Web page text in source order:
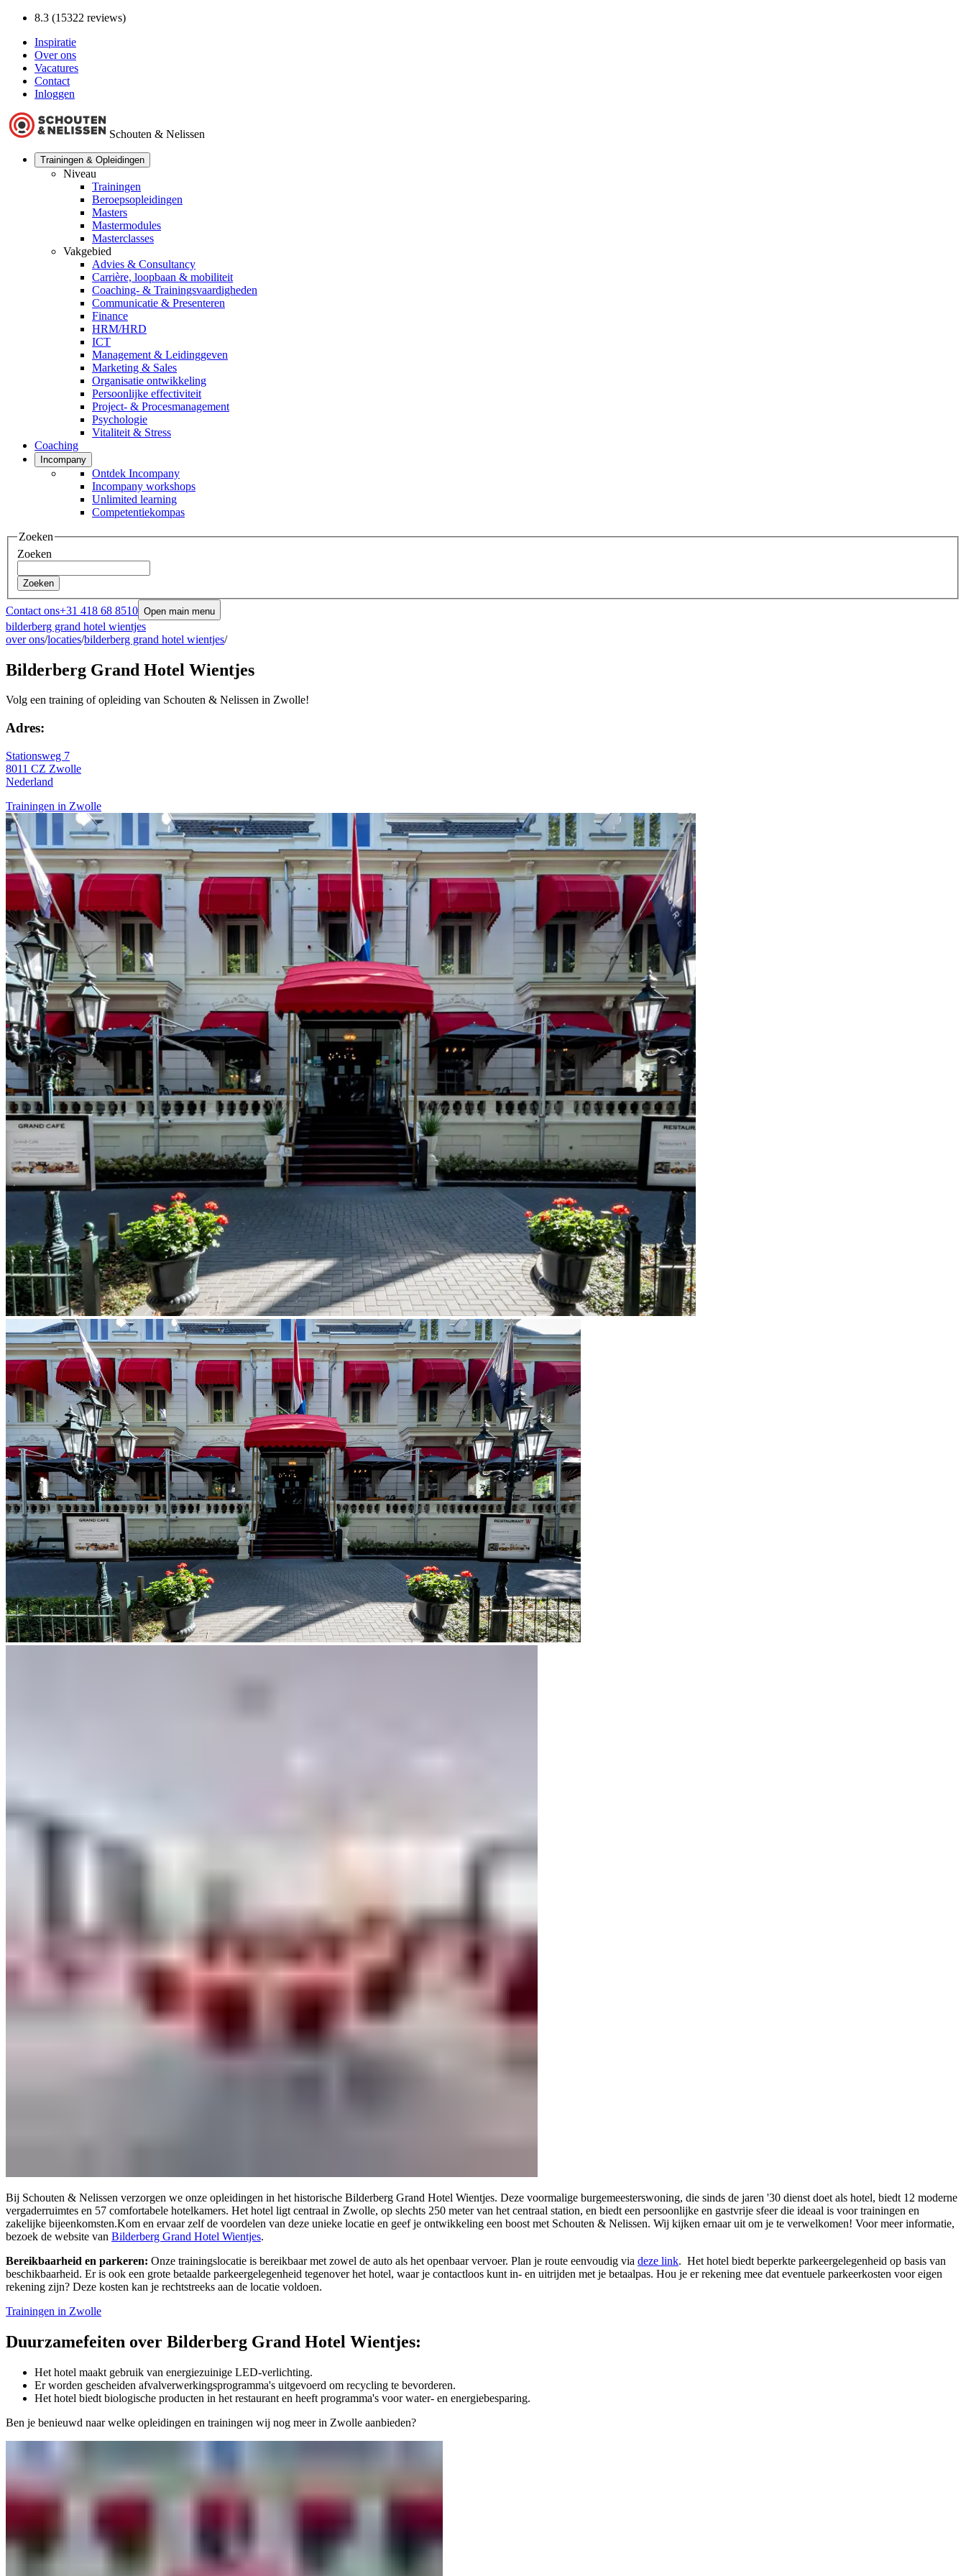
8.3 (15322 reviews)
Inspiratie
Over ons
Vacatures
Contact
Inloggen
Schouten & Nelissen
Trainingen & Opleidingen
Niveau
Trainingen
Beroepsopleidingen
Masters
Mastermodules
Masterclasses
Vakgebied
Advies & Consultancy
Carrière, loopbaan & mobiliteit
Coaching- & Trainingsvaardigheden
Communicatie & Presenteren
Finance
HRM/HRD
ICT
Management & Leidinggeven
Marketing & Sales
Organisatie ontwikkeling
Persoonlijke effectiviteit
Project- & Procesmanagement
Psychologie
Vitaliteit & Stress
Coaching
Incompany
Ontdek Incompany
Incompany workshops
Unlimited learning
Competentiekompas
Zoeken
Zoeken
Zoeken
Contact ons+31 418 68 8510 Open main menu
bilderberg grand hotel wientjes
over ons/locaties/bilderberg grand hotel wientjes/
Bilderberg Grand Hotel Wientjes
Volg een training of opleiding van Schouten & Nelissen in Zwolle!
Adres:
Stationsweg 7
8011 CZ Zwolle
Nederland
Trainingen in Zwolle
Bij Schouten & Nelissen verzorgen we onze opleidingen in het historische Bilderberg Grand Hotel Wientjes. Deze voormalige burgemeesterswoning, die sinds de jaren '30 dienst doet als hotel, biedt 12 moderne
vergaderruimtes en 57 comfortabele hotelkamers. Het hotel ligt centraal in Zwolle, op slechts 250 meter van het centraal station, en biedt een persoonlijke en gastvrije sfeer die ideaal is voor trainingen en
zakelijke bijeenkomsten.Kom en ervaar zelf de voordelen van deze unieke locatie en geef je ontwikkeling een boost met Schouten & Nelissen. Wij kijken ernaar uit om je te verwelkomen! Voor meer informatie,
bezoek de website van Bilderberg Grand Hotel Wientjes.
Bereikbaarheid en parkeren: Onze trainingslocatie is bereikbaar met zowel de auto als het openbaar vervoer. Plan je route eenvoudig via deze link. Het hotel biedt beperkte parkeergelegenheid op basis van
beschikbaarheid. Er is ook een grote betaalde parkeergelegenheid tegenover het hotel, waar je contactloos kunt in- en uitrijden met je betaalpas. Hou je er rekening mee dat eventuele parkeerkosten voor eigen
rekening zijn? Deze kosten kan je rechtstreeks aan de locatie voldoen.
Trainingen in Zwolle
Duurzamefeiten over Bilderberg Grand Hotel Wientjes:
Het hotel maakt gebruik van energiezuinige LED-verlichting.
Er worden gescheiden afvalverwerkingsprogramma's uitgevoerd om recycling te bevorderen.
Het hotel biedt biologische producten in het restaurant en heeft programma's voor water- en energiebesparing.
Ben je benieuwd naar welke opleidingen en trainingen wij nog meer in Zwolle aanbieden?